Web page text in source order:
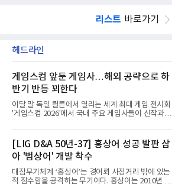
리스트 바로가기
헤드라인
게임스컴 앞둔 게임사…해외 공략으로 하
반기 반등 꾀한다
이달 말 독일 쾰른에서 열리는 세계 최대 게임 전시회
'게임스컴 2026'에서 국내 주요 게임사들이 신작과 글
체별로 엇갈린 가운데 하반기 신작 흥행과 해외 시장
성과가 실적을 좌우할 핵심 변수로 떠오르고 있다.8일
업계에 따르면 올해 상반기 게임업계는 기업별 성적
표가 크게 갈렸다. 대표적으로 크래프톤은 'PUBG: 배
틀그라운드'의 안정적인 성장에 힘입어 상반기 연결
기준 매출 2조6616억원, 영업이익 9725억원으로 역
대 최대 실적을 기록했다. 엔씨도 올해 출시한 '아이온
[LIG D&A 50년-37] 홍상어 성공 발판 삼
아 '범상어' 개발 착수
대잠무기체계 ‘홍상어’는 경어뢰 사정거리 밖에 있는
적 잠수함을 공격하는 무기이다. 홍상어는 2010년 넥